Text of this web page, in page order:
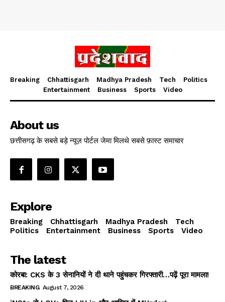
Breaking Chhattisgarh Madhya Pradesh Tech
Politics
Entertainment
Business Sports Video
About us
छत्तीसगढ़ के सबसे बड़े न्यूज़ पोर्टल जेमा मिलथे सबसे फ़ास्ट समाचार
Explore
Breaking Chhattisgarh Madhya Pradesh
Tech
Politics
Entertainment Business Sports Video
The latest
कोरबा: CKS के 3 सेनानियों ने दी थाने पहुंचकर गिरफ्तारी…पढ़ें पूरा मामला!
BREAKING August 7, 2026